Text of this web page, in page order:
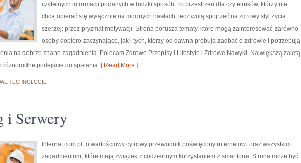
czytelnych informacji podanych w ludzki sposób. To przestrzeń dla czytelników, którzy nie
chcą opierać się wyłącznie na modnych hasłach, lecz wolą spojrzeć na zdrowy styl życia
szerzej: przez pryzmat motywacji. Strona porusza tematy, które mogą zainteresować zarówno
osoby dopiero zaczynające, jak i tych, którzy od dawna próbują zadbać o zdrowie i potrzebują
na dobrze znane zagadnienia. Polecam Zdrowe Przepisy i Lifestyle i Zdrowe Nawyki. Największą zaletą
różnorodne podejście do spalania [ Read More ]
TECHNOLOGIE
i Serwery
Internat.com.pl to wartościowy cyfrowy przewodnik poświęcony internetowi oraz wszystkim
zagadnieniom, które mają związek z codziennym korzystaniem z smartfona. Strona może być